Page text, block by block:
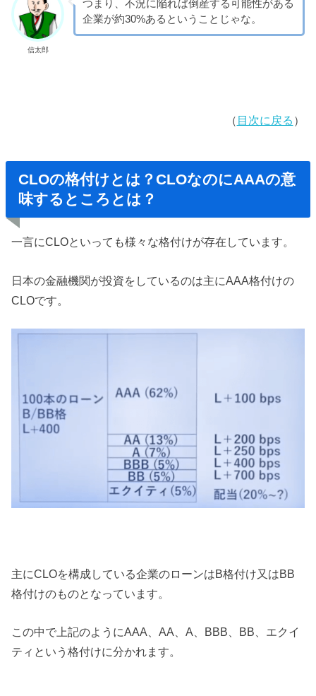
信太郎
つまり、不況に陥れば倒産する可能性がある
企業が約30%あるということじゃな。
（ 目次に戻る ）
CLOの格付けとは？CLOなのにAAAの意
味するところとは？
一言にCLOといっても様々な格付けが存在しています。
日本の金融機関が投資をしているのは主にAAA格付けの
CLOです。
主にCLOを構成している企業のローンはB格付け又はBB
格付けのものとなっています。
この中で上記のようにAAA、AA、A、BBB、BB、エクイ
ティという格付けに分かれます。